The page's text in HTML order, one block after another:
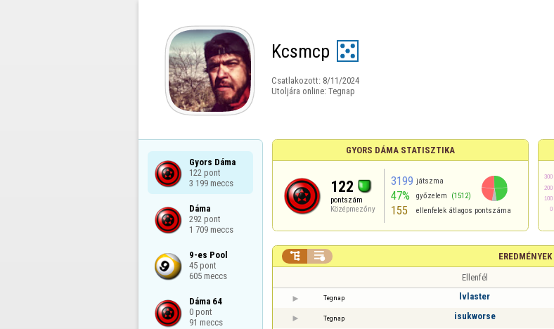
Kcsmcp
Csatlakozott: 8/11/2024
Utoljára online: Tegnap
Gyors Dáma
122 pont
3 199 meccs
Dáma
292 pont
1 709 meccs
9-es Pool
45 pont
605 meccs
Dáma 64
0 pont
91 meccs
GYORS DÁMA STATISZTIKA
122
pontszám
Középmezőny
3199 játszma
47% győzelem (1512)
155 ellenfelek átlagos pontszáma
EREDMÉNYEK
 
Ellenfél
Tegnap lvlaster
Tegnap isukworse